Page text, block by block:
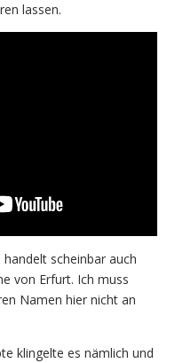
lassen.
scheinbar auch
von Erfurt. Ich muss
Namen hier nicht an
klingelte es nämlich und